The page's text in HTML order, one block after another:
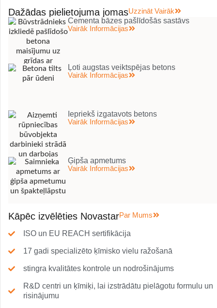
Dažādas pielietojuma jomasUzzināt Vairāk
Cementa bāzes pašlīdošās sastāvs
Vairāk Informācijas
Ļoti augstas veiktspējas betons
Vairāk Informācijas
Iepriekš izgatavots betons
Vairāk Informācijas
Ģipša apmetums
Vairāk Informācijas
Kāpēc izvēlēties NovastarPar Mums
ISO un EU REACH sertifikācija
17 gadi specializēto ķīmisko vielu ražošanā
stingra kvalitātes kontrole un nodrošinājums
R&D centri un ķīmiķi, lai izstrādātu pielāgotu formulu un
risinājumu